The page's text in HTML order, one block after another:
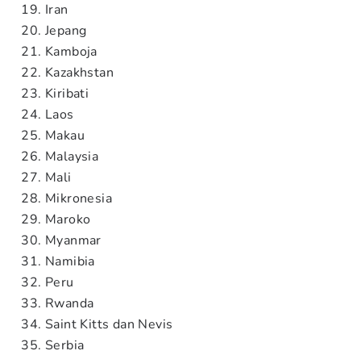
Iran
Jepang
Kamboja
Kazakhstan
Kiribati
Laos
Makau
Malaysia
Mali
Mikronesia
Maroko
Myanmar
Namibia
Peru
Rwanda
Saint Kitts dan Nevis
Serbia